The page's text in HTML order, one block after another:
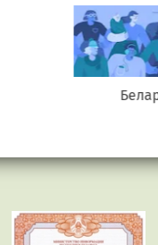
Беларусь. Gluten free